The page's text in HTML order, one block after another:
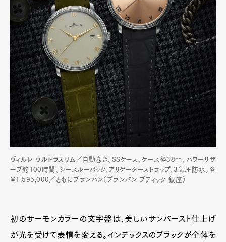
ヴィルレ ウルトラスリム／ 自動巻き、SSケース、ケース径38㎜、パワーリザ
ーブ約100時間、シースルーバック、アリゲーターストラップ、3気圧防水。各
￥1,595,000／ともにブランパン（ブランパン ブティック 銀座）
初のサーモンカラーの文字盤は、美しいサンバースト仕上げ
が光を受けて表情を変える。インデックスのブラックが全体を